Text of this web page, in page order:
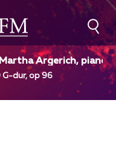
Argerich, piano
G-dur, op 96